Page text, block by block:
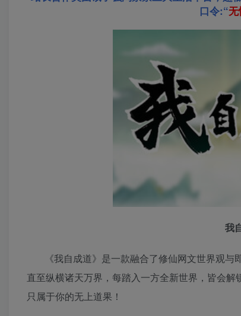
口令:“
我
《我自成道》是一款融合了修仙网文世界观
直至纵横诸天万界，每踏入一方全新世界，皆会
只属于你的无上道果！